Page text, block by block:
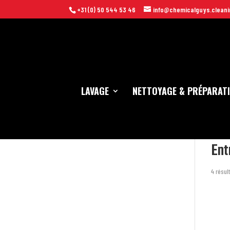
+31 (0) 50 544 53 46
LAVAGE NETTOYAGE &
4